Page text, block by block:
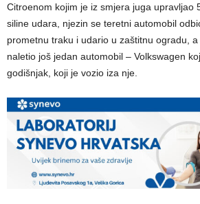
Citroenom kojim je iz smjera juga upravljao
siline udara, njezin se teretni automobil
prometnu traku i udario u zaštitnu ogradu,
naletio još jedan automobil – Volkswagen
godišnjak, koji je vozio iza nje.